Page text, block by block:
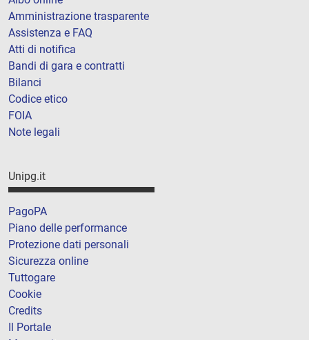
Amministrazione trasparente
Assistenza e FAQ
Atti di notifica
Bandi di gara e contratti
Bilanci
Codice etico
FOIA
Note legali
Unipg.it
PagoPA
Piano delle performance
Protezione dati personali
Sicurezza online
Tuttogare
Cookie
Credits
Il Portale